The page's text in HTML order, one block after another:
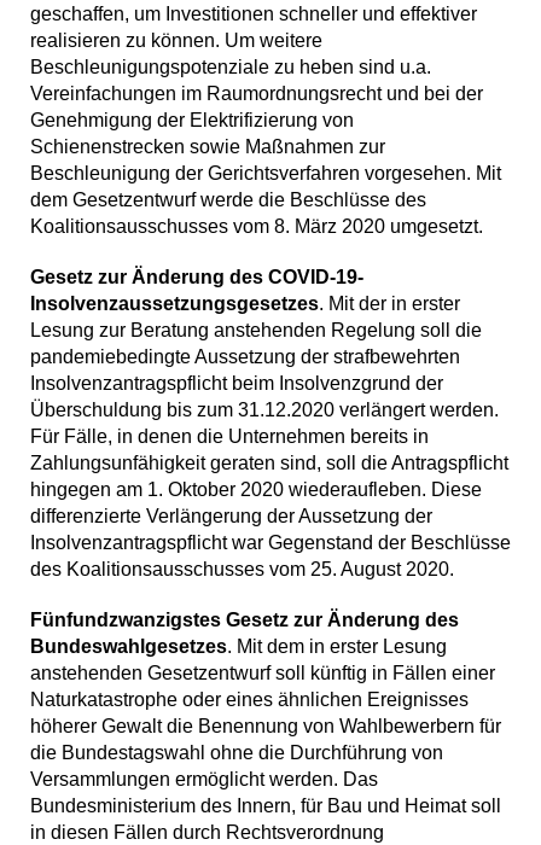
geschaffen, um Investitionen schneller und effektiver
realisieren zu können. Um weitere
Beschleunigungspotenziale zu heben sind u.a.
Vereinfachungen im Raumordnungsrecht und bei der
Genehmigung der Elektrifizierung von
Schienenstrecken sowie Maßnahmen zur
Beschleunigung der Gerichtsverfahren vorgesehen. Mit
dem Gesetzentwurf werde die Beschlüsse des
Koalitionsausschusses vom 8. März 2020 umgesetzt.
Gesetz zur Änderung des COVID-19-
Insolvenzaussetzungsgesetzes. Mit der in erster
Lesung zur Beratung anstehenden Regelung soll die
pandemiebedingte Aussetzung der strafbewehrten
Insolvenzantragspflicht beim Insolvenzgrund der
Überschuldung bis zum 31.12.2020 verlängert werden.
Für Fälle, in denen die Unternehmen bereits in
Zahlungsunfähigkeit geraten sind, soll die Antragspflicht
hingegen am 1. Oktober 2020 wiederaufleben. Diese
differenzierte Verlängerung der Aussetzung der
Insolvenzantragspflicht war Gegenstand der Beschlüsse
des Koalitionsausschusses vom 25. August 2020.
Fünfundzwanzigstes Gesetz zur Änderung des
Bundeswahlgesetzes. Mit dem in erster Lesung
anstehenden Gesetzentwurf soll künftig in Fällen einer
Naturkatastrophe oder eines ähnlichen Ereignisses
höherer Gewalt die Benennung von Wahlbewerbern für
die Bundestagswahl ohne die Durchführung von
Versammlungen ermöglicht werden. Das
Bundesministerium des Innern, für Bau und Heimat soll
in diesen Fällen durch Rechtsverordnung